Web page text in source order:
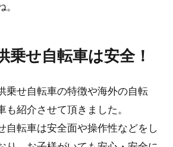
乗せ自転車は安全！
乗せ自転車の特徴や海外の自転
紹介させて頂きました。
自転車は安全面や操作性などをし